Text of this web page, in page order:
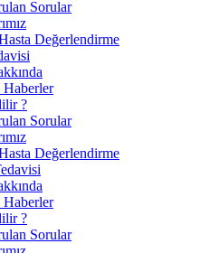
Sorular
Değerlendirme
?
Sorular
Değerlendirme
?
Sorular